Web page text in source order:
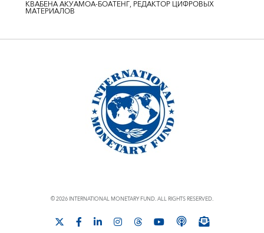
КВАБЕНА АКУАМОА-БОАТЕНГ, РЕДАКТОР ЦИФРОВЫХ
МАТЕРИАЛОВ
© 2026 INTERNATIONAL MONETARY FUND. ALL RIGHTS RESERVED.